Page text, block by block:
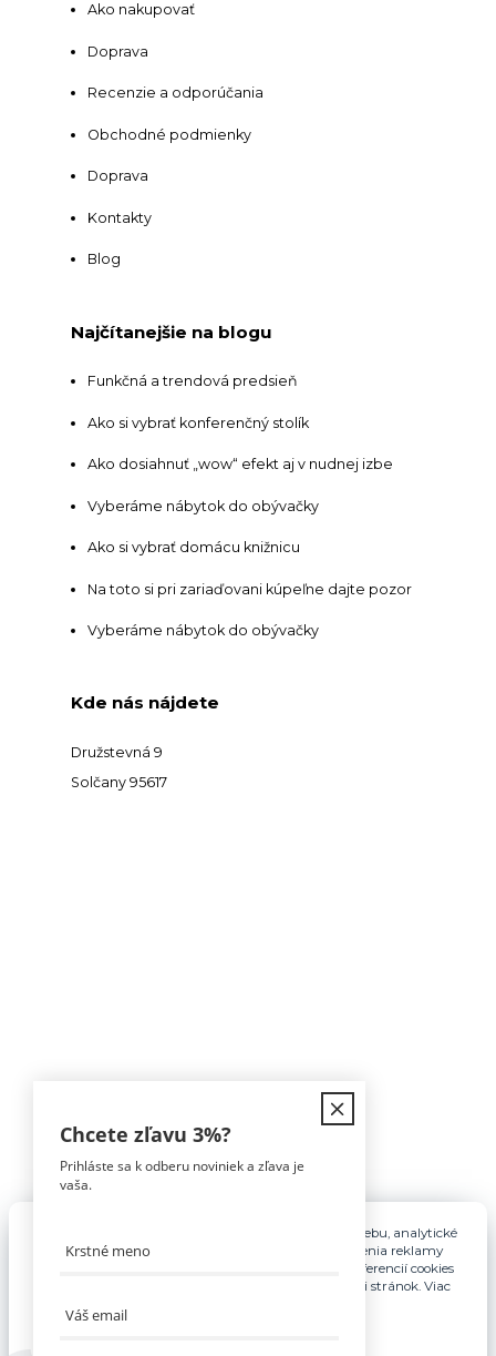
Ako nakupovať
Doprava
Recenzie a odporúčania
Obchodné podmienky
Doprava
Kontakty
Blog
Najčítanejšie na blogu
Funkčná a trendová predsieň
Ako si vybrať konferenčný stolík
Ako dosiahnuť „wow“ efekt aj v nudnej izbe
Vyberáme nábytok do obývačky
Ako si vybrať domácu knižnicu
Na toto si pri zariaďovani kúpeľne dajte pozor
Vyberáme nábytok do obývačky
Kde nás nájdete
Družstevná 9
Solčany 95617
Tomáš Hula
Pre základnú funkčnosť, spríjemnenie používania webu, analytické
účely a v prípade udelenia súhlasu aj na účely cielenia reklamy
využívame súbory cookies. Nastavenie vlastných preferencií cookies
môžete kedykoľvek upraviť odkazom v spodnej časti stránok. Viac
Chcete zľavu 3%?
Prihláste sa k odberu noviniek a zľava je
vaša.